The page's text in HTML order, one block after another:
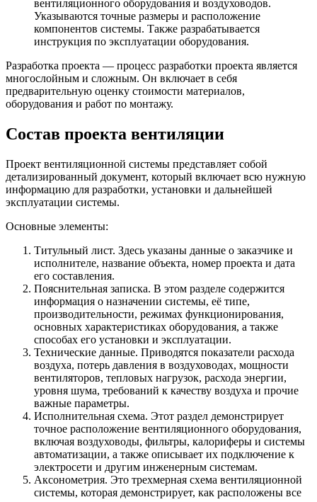
вентиляционного оборудования и воздуховодов.
Указываются точные размеры и расположение
компонентов системы. Также разрабатывается
инструкция по эксплуатации оборудования.
Разработка проекта — процесс разработки проекта является
многослойным и сложным. Он включает в себя
предварительную оценку стоимости материалов,
оборудования и работ по монтажу.
Состав проекта вентиляции
Проект вентиляционной системы представляет собой
детализированный документ, который включает всю нужную
информацию для разработки, установки и дальнейшей
эксплуатации системы.
Основные элементы:
Титульный лист. Здесь указаны данные о заказчике и
исполнителе, название объекта, номер проекта и дата
его составления.
Пояснительная записка. В этом разделе содержится
информация о назначении системы, её типе,
производительности, режимах функционирования,
основных характеристиках оборудования, а также
способах его установки и эксплуатации.
Технические данные. Приводятся показатели расхода
воздуха, потерь давления в воздуховодах, мощности
вентиляторов, тепловых нагрузок, расхода энергии,
уровня шума, требований к качеству воздуха и прочие
важные параметры.
Исполнительная схема. Этот раздел демонстрирует
точное расположение вентиляционного оборудования,
включая воздуховоды, фильтры, калориферы и системы
автоматизации, а также описывает их подключение к
электросети и другим инженерным системам.
Аксонометрия. Это трехмерная схема вентиляционной
системы, которая демонстрирует, как расположены все